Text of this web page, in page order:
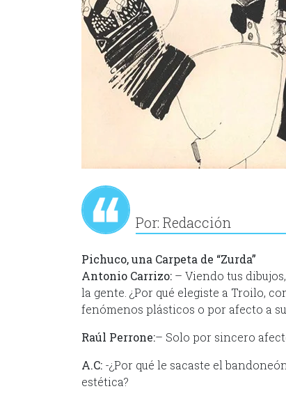
Por: Redacción
Pichuco, una Carpeta de “Zurda”
Antonio Carrizo: – Viendo tus
la gente. ¿Por qué elegiste a Troilo,
fenómenos plásticos o por afecto a
Raúl Perrone:– Solo por sincero
A.C: -¿Por qué le sacaste el
estética?